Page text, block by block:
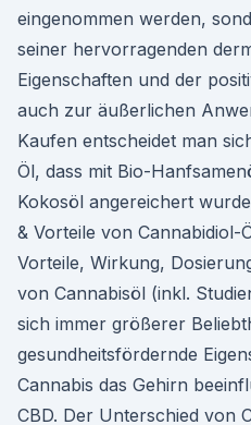
eingenommen werden,
seiner hervorragenden
Eigenschaften und der
auch zur äußerlichen
Kaufen entscheidet man
Öl, dass mit Bio-
Kokosöl angereichert
& Vorteile von Cannabidiol-
Vorteile, Wirkung,
von Cannabisöl (inkl.
sich immer größerer
gesundheitsfördernde
Cannabis das Gehirn
CBD. Der Unterschied von